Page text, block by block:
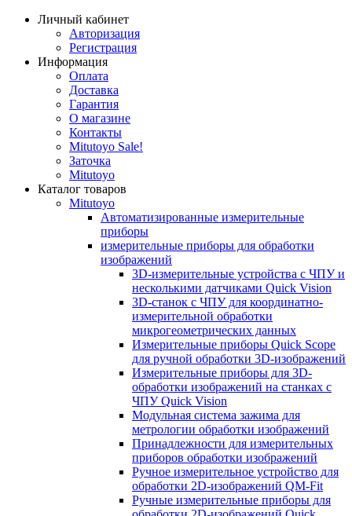
Личный кабинет
Авторизация
Регистрация
Информация
Оплата
Доставка
Гарантия
О магазине
Контакты
Mitutoyo Sale!
Заточка
Mitutoyo
Каталог товаров
Mitutoyo
Автоматизированные измерительные
приборы
измерительные приборы для обработки
изображений
3D-измерительные устройства с ЧПУ и
несколькими датчиками Quick Vision
3D-станок с ЧПУ для координатно-
измерительной обработки
микрогеометрических данных
Измерительные приборы Quick Scope
для ручной обработки 3D-изображений
Измерительные приборы для 3D-
обработки изображений на станках с
ЧПУ Quick Vision
Модульная система зажима для
метрологии обработки изображений
Принадлежности для измерительных
приборов обработки изображений
Ручное измерительное устройство для
обработки 2D-изображений QM-Fit
Ручные измерительные приборы для